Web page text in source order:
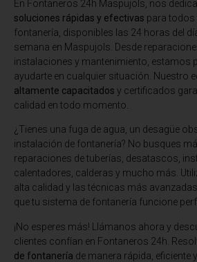
En Fontaneros 24h Maspujols , nos
soluciones rápidas y efectivas para todos
fontanería, disponibles las 24 horas del
semana en Maspujols. Desde
instalaciones y mantenimiento, estamos
ayudarte en cualquier situación. Nuestro
altamente capacitados y certificados
calidad en todo momento.
¿Tienes una fuga de agua, un desagüe
instalación de fontanería? No busques
reparaciones de tuberías, desatascos,
calentadores, calderas y mucho más.
alta calidad y las técnicas más
que tu sistema de fontanería funcione
¡No esperes más! Llámanos ahora y
clientes confían en Fontaneros 24h.
de fontanería de manera rápida, eficiente